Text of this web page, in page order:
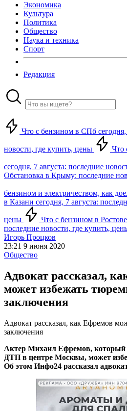
Экономика
Культура
Политика
Общество
Наука и техника
Спорт
Редакция
Что с бензином в СПб сегодня,
новости, где купить, цены Что
сегодня, 7 августа: последние
Обстановка в Крыму: последние
бензином и электричеством, как
в Казани сегодня, 7 августа:
цены
Что с бензином в
последние новости, где купить,
Игорь Процков
23:21 9 июня 2020
Общество
Адвокат рассказал,
может избежать
заключения
Адвокат рассказал, как Ефремов
заключения
Актер Михаил Ефремов, который
ДТП в центре Москвы, может
Об этом Инфо24 рассказал
РЕКЛАМА • ООО «ДРУЖБА» ИНН